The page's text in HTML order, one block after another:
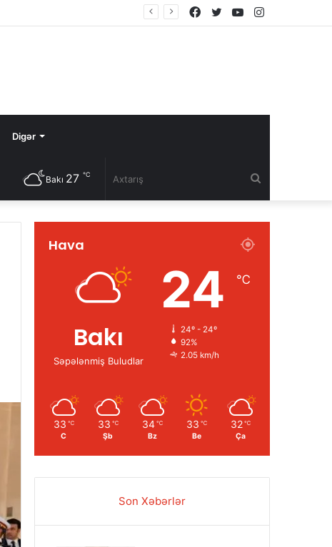
YouTube
Twitter
Facebook
Digər
Bakı 27 ℃
Hava
Bakı
Səpələnmiş Buludlar
24 ℃
24º - 24º
92%
2.05 km/h
33 ℃
C
33 ℃
Şb
34 ℃
Bz
33 ℃
Be
32 ℃
Ça
Son Xəbərlər